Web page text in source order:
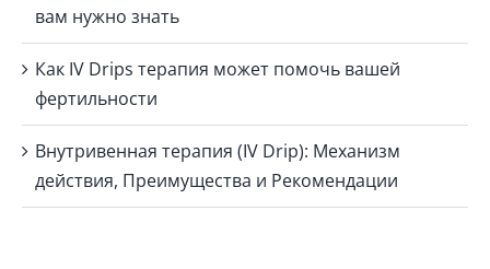
вам нужно знать
Как IV Drips терапия может помочь вашей
фертильности
Внутривенная терапия (IV Drip): Механизм
действия, Преимущества и Рекомендации